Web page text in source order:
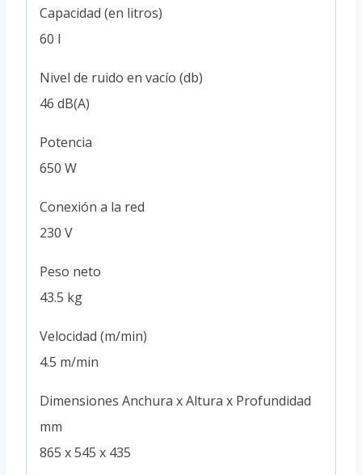
Capacidad (en litros)
60 l
Nivel de ruido en vacío (db)
46 dB(A)
Potencia
650 W
Conexión a la red
230 V
Peso neto
43.5 kg
Velocidad (m/min)
4.5 m/min
Dimensiones Anchura x Altura x Profundidad
mm
865 x 545 x 435